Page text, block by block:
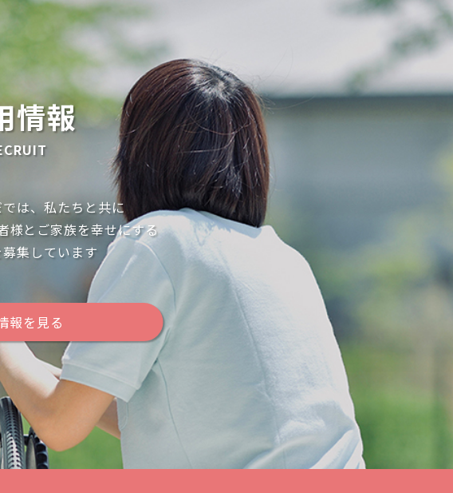
情報
は、私たちと共に
様とご家族を幸せにする
集しています
報を見る